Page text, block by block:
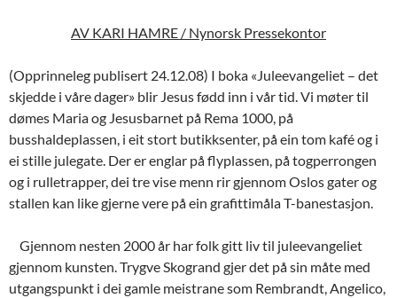
AV KARI HAMRE / Nynorsk Pressekontor
(Opprinneleg publisert 24.12.08) I boka «Juleevangeliet – det
skjedde i våre dager» blir Jesus fødd inn i vår tid. Vi møter til
dømes Maria og Jesusbarnet på Rema 1000, på
busshaldeplassen, i eit stort butikksenter, på ein tom kafé og i
ei stille julegate. Der er englar på flyplassen, på togperrongen
og i rulletrapper, dei tre vise menn rir gjennom Oslos gater og
stallen kan like gjerne vere på ein grafittimåla T-banestasjon.
Gjennom nesten 2000 år har folk gitt liv til juleevangeliet
gjennom kunsten. Trygve Skogrand gjer det på sin måte med
utgangspunkt i dei gamle meistrane som Rembrandt, Angelico,